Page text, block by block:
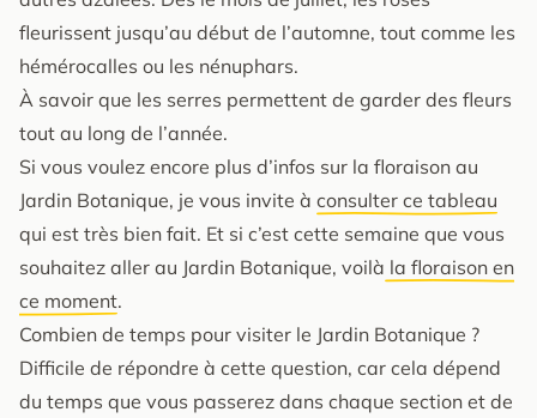
fleurissent jusqu’au début de l’automne, tout comme les
hémérocalles ou les nénuphars.
À savoir que les serres permettent de garder des fleurs
tout au long de l’année.
Si vous voulez encore plus d’infos sur la floraison au
Jardin Botanique, je vous invite à consulter ce tableau
qui est très bien fait. Et si c’est cette semaine que vous
souhaitez aller au Jardin Botanique, voilà la floraison en
ce moment.
Combien de temps pour visiter le Jardin Botanique ?
Difficile de répondre à cette question, car cela dépend
du temps que vous passerez dans chaque section et de